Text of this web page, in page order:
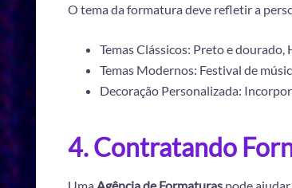
O tema da formatura deve refletir a
Temas Clássicos: Preto e dourado,
Temas Modernos: Festival de
Decoração Personalizada:
4. Contratando